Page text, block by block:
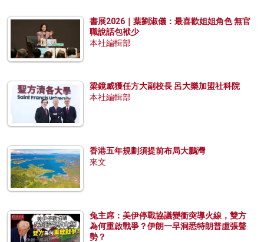
書展2026｜葉劉淑儀：最喜歡姐姐角色 無官
職說話包袱少
本社編輯部
梁鏡威獲任方大副校長 呂大樂加盟社科院
本社編輯部
香港五年規劃須提前布局大鵬灣
來文
兔主席：美伊停戰協議變衝突導火線，雙方
為何重啟戰爭？伊朗一早洞悉特朗普虛張聲
勢？